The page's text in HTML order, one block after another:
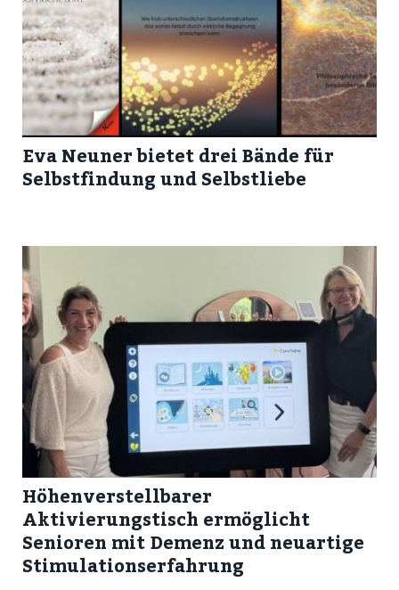
Eva Neuner bietet drei Bände für
Selbstfindung und Selbstliebe
Höhenverstellbarer
Aktivierungstisch ermöglicht
Senioren mit Demenz und neuartige
Stimulationserfahrung